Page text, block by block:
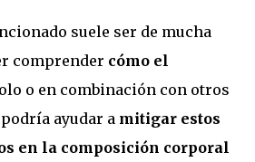
suele ser de mucha
comprender cómo el
o en combinación con otros
ayudar a mitigar estos
en la composición corporal